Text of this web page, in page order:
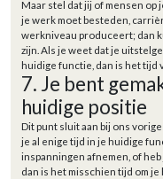
Maar stel dat jij of mensen op
je werk moet besteden,
werkniveau produceert; dan
zijn. Als je weet dat je
huidige functie, dan is het tijd
7. Je bent
huidige positie
Dit punt sluit aan bij ons
je al enige tijd in je huidige
inspanningen afnemen, of
dan is het misschien tijd om